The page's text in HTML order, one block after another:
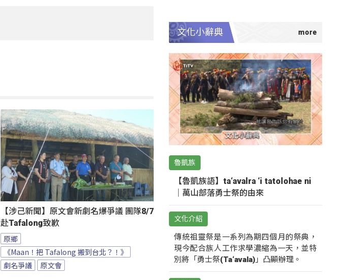
【涉己新聞】原文會新劇名爆爭議 團隊8/7
赴Tafalong致歉
原鄉
《Maan！把 Tafalong 搬到台北？！》
劇名爭議
原文會
文化小辭典
魯凱族
【魯凱族語】ta‘avalra ‘i tatolohae ni
｜萬山部落勇士祭的由來
文化介紹
傳統祖靈祭是一系列為期四個月的祭典，
現今配合族人工作求學濃縮為一天，並特
別將「勇士祭(Ta‘avala)」凸顯辦理。